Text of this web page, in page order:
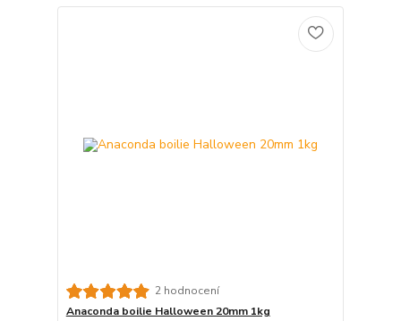
2 hodnocení
Anaconda boilie Halloween 20mm 1kg